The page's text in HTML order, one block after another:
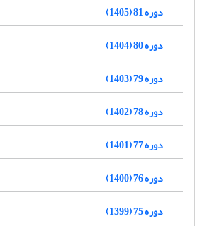
دوره 81 (1405)
دوره 80 (1404)
دوره 79 (1403)
دوره 78 (1402)
دوره 77 (1401)
دوره 76 (1400)
دوره 75 (1399)